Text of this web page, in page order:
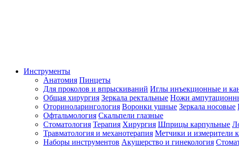
Инструменты
Анатомия Пинцеты
Для проколов и впрыскиваний Иглы инъекционные и
Общая хирургия Зеркала ректальные Ножи
Оториноларингология Воронки ушные Зеркала носовые
Офтальмология Скальпели глазные
Стоматология Терапия Хирургия Шприцы карпульные
Травматология и механотерапия Метчики и измерители
Наборы инструментов Акушерство и гинекология